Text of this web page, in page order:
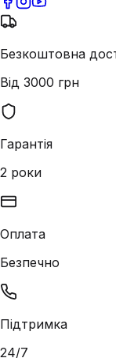
Безкоштовна
Від 3000 грн
Гарантія
2 роки
Оплата
Безпечно
Підтримка
24/7